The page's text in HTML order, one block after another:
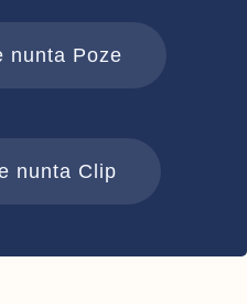
nunta Poze
nunta Clip